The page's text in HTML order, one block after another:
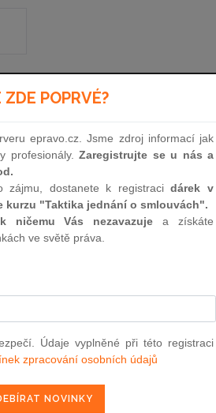
2025
201
ZÁKON
ze dne 2. května 2002
pro zastupování státu ve
na tomto zákoně České
ČÁST PRVNÍ
ÚŘADU PRO
ZDE POPRVÉ?
epravo.cz. Jsme zdroj informací jak
profesionály.Zaregistrujte se u nás a
zájmu, dostanete k registracidárek v
"Taktika jednání o smlouvách".
ničemu Vás nezavazuje a získáte
ve světě práva.
Údaje vyplněné při této registraci
zpracování osobních údajů